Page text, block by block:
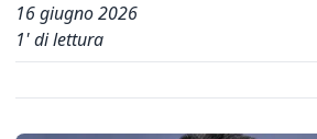
16 giugno 2026
1' di lettura